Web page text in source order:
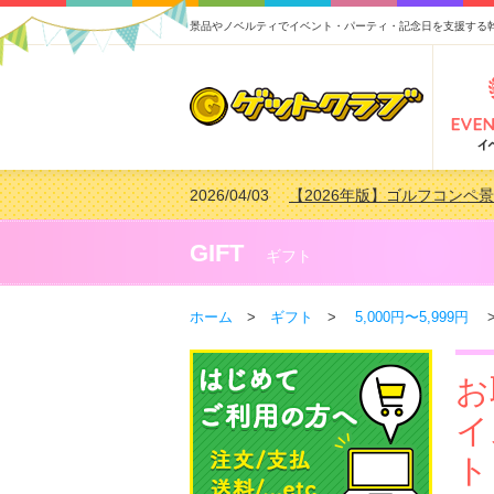
景品やノベルティでイベント・パーティ・記念日を支援する
2026/04/03【2026年版】ゴルフコンペ
2026/02/16【2026年版】結婚式の二次
2026/02/03
2026/07/15【2026年版】ビンゴゲーム
GIFT ギフト
ホーム > ギフト > 5,000円〜5,999円 >